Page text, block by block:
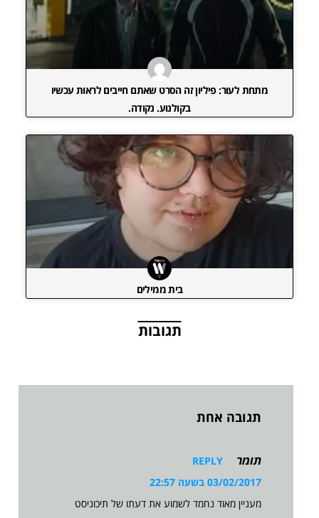
מתחת לעור: פיליון זה הסרט שאתם חייבים לראות עכשיו
בקולנוע. נקודה.
בית ממילים
תגובות
תגובה אחת
תומר
REPLY
03/02/2017 בשעה 22:57
מעניין מאוד נחמד לשמוע את דעתו של תיכוניסט